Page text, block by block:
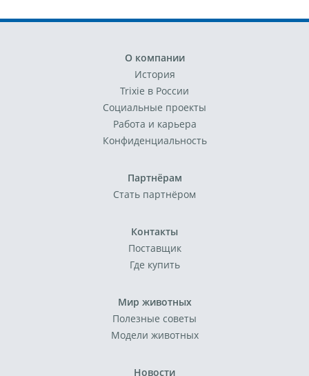
О компании
История
Trixie в России
Социальные проекты
Работа и карьера
Конфиденциальность
Партнёрам
Стать партнёром
Контакты
Поставщик
Где купить
Мир животных
Полезные советы
Модели животных
Новости